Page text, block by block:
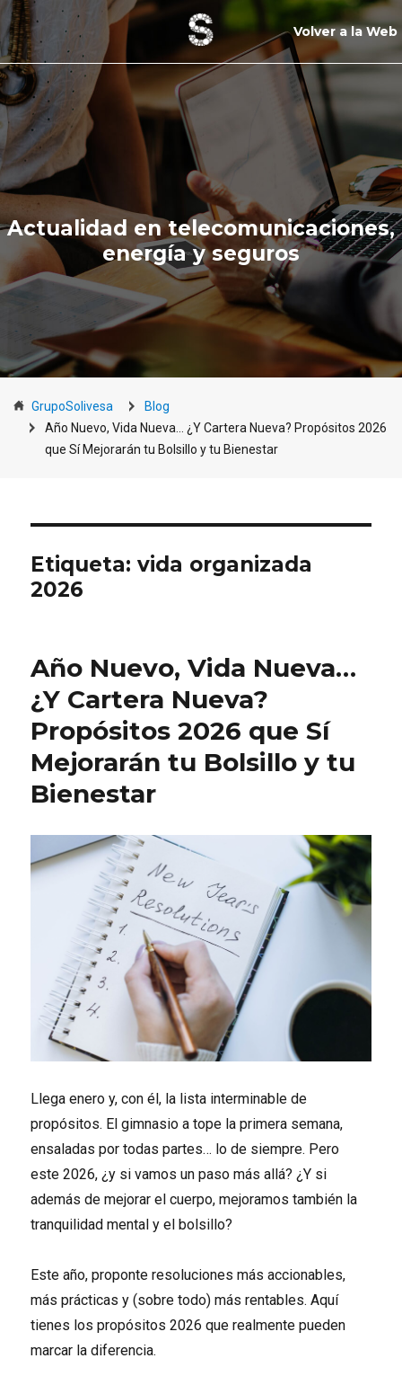
Volver a la Web
Actualidad en telecomunicaciones,
energía y seguros
GrupoSolivesa
Blog
Año Nuevo, Vida Nueva… ¿Y Cartera Nueva? Propósitos 2026
que Sí Mejorarán tu Bolsillo y tu Bienestar
Etiqueta:vida organizada
2026
Año Nuevo, Vida Nueva…
¿Y Cartera Nueva?
Propósitos 2026 que Sí
Mejorarán tu Bolsillo y tu
Bienestar
Llega enero y, con él, la lista interminable de
propósitos. El gimnasio a tope la primera semana,
ensaladas por todas partes… lo de siempre. Pero
este 2026, ¿y si vamos un paso más allá? ¿Y si
además de mejorar el cuerpo, mejoramos también la
tranquilidad mental y el bolsillo?
Este año, proponte resoluciones más accionables,
más prácticas y (sobre todo) más rentables. Aquí
tienes los propósitos 2026 que realmente pueden
marcar la diferencia.